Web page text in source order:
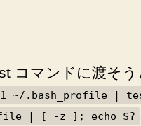
空
白
行
か
コマンドに渡そう
~/.bash_profile |
| [ -z ]; echo $?